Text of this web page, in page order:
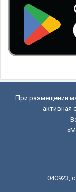
При размещении
активная
040923,